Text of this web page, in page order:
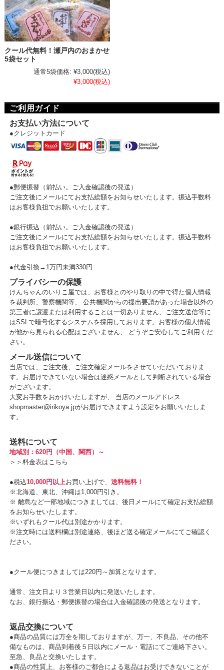
クール代無料！瀬戸内のおまかせ
5袋セット
通常5袋価格: ¥3,000(税込)
¥3,000(税込)
ご利用ガイド
お支払い方法について
●クレジットカード
●郵便振替（前払い。ご入金確認後の発送）
ご注文後にメールにてお支払総額をお知らせいたします。振込手数料
はお客様負担でお願いいたします。
●銀行振込（前払い。ご入金確認後の発送）
ご注文後にメールにてお支払総額をお知らせいたします。振込手数料
はお客様負担でお願いいたします。
●代金引換→1万円未満330円
プライバシーの保護
けんちゃんのいりこ屋では、お客様とのやり取りの中で得た個人情報
を裁判所、警察機関等、 公共機関からの提出要請があった場合以外の
第三者に譲渡または利用することは一切ありません、ご注文送信等に
はSSLで暗号化するシステムを採用しております。お客様の個人情報
が他から見られる心配はございません、 どうぞご安心してご利用くだ
さい。
メール送信について
当店では、ご注文後、ご注文確定メールをさせていただいておりま
す。お届けできていない場合は迷惑メールとして判断されている場合
がございます。
大変お手数をおかけいたしますが、 当店のメールアドレス
shopmaster@irikoya.jpがお届けできますよう設定をお願いいたしま
す。
送料について
地域別：620円（中国、関西）～
＞＞ 料金表はこちら
●税込10,000円以上お買い上げで、 送料無料！
※北海道、東北、沖縄は1,000円引き。
※ 離島など一部地域につきましては、後日メールにて確定お支払総額
をお知らせいたします。
※いずれもクール代は別途かかります。
※注文時には送料欄は別途連絡、後ほど送る確定メールにてご確認く
ださい。
●クール便につきましては220円～加算となります。
通常、注文日より３営業日以内に発送いたします。
なお、銀行振込・郵便振替の場合は入金確認後の発送となります。
返品交換について
●商品の品質には万全を期しておりますが、万一、不良品、その他不
備なものは、商品到着後５日以内にメール・電話にてご連絡下さい。
至急、良品と交換いたします。
●商品の性質上、お客様のご都合による返品はお受けできないことが